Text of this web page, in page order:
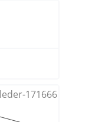
is momenteel niet